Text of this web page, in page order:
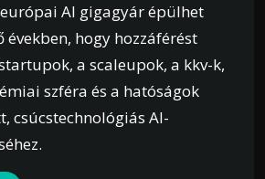
AI gigagyár épülhet
években, hogy hozzáférést
a scaleupok, a kkv-k,
szféra és a hatóságok
csúcstechnológiás AI-